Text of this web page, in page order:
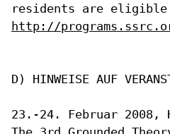
residents are
http://
D) HINWEISE AUF
23.-24. Februar 2008,